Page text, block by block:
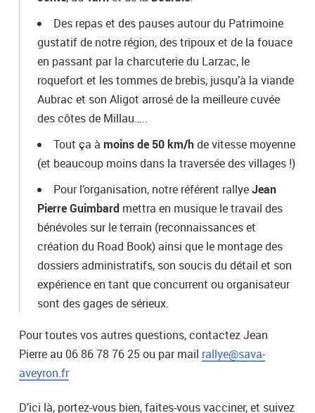
Des repas et des pauses autour du Patrimoine
gustatif de notre région, des tripoux et de la fouace
en passant par la charcuterie du Larzac, le
roquefort et les tommes de brebis, jusqu’à la viande
Aubrac et son Aligot arrosé de la meilleure cuvée
des côtes de Millau…..
Tout ça à moins de 50 km/hde vitesse moyenne
(et beaucoup moins dans la traversée des villages !)
Pour l’organisation, notre référent rallyeJean
Pierre Guimbardmettra en musique le travail des
bénévoles sur le terrain (reconnaissances et
création du Road Book) ainsi que le montage des
dossiers administratifs, son soucis du détail et son
expérience en tant que concurrent ou organisateur
sont des gages de sérieux.
Pour toutes vos autres questions, contactez Jean
Pierre au 06 86 78 76 25 ou par mail rallye@sava-
aveyron.fr
D’ici là, portez-vous bien, faites-vous vacciner, et suivez